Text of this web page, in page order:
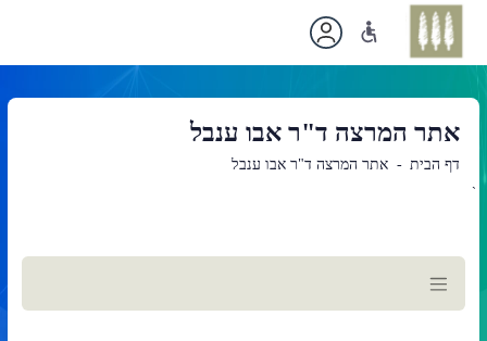
אתר המרצה ד"ר אבו ענבל
דף הבית אתר המרצה ד"ר אבו ענבל
`
תוכן
ראשי